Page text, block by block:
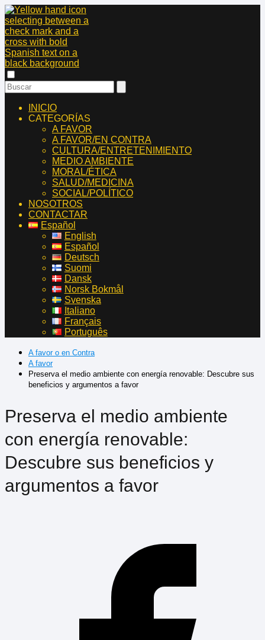
INICIO
CATEGORÍAS
A FAVOR
A FAVOR/EN CONTRA
CULTURA/ENTRETENIMIENTO
MEDIO AMBIENTE
MORAL/ÉTICA
SALUD/MEDICINA
SOCIAL/POLÍTICO
NOSOTROS
CONTACTAR
Español
English
Español
Deutsch
Suomi
Dansk
Norsk Bokmål
Svenska
Italiano
Français
Português
A favor o en Contra
A favor
Preserva el medio ambiente con energía renovable: Descubre sus
beneficios y argumentos a favor
Preserva el medio ambiente
con energía renovable:
Descubre sus beneficios y
argumentos a favor